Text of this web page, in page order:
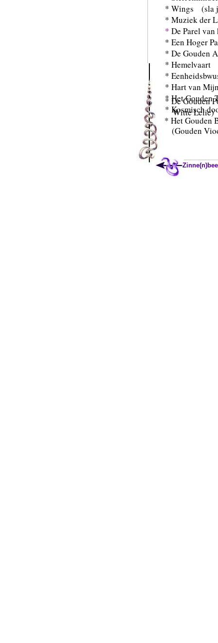
* Wings (sla
* Muziek der
* De Parel van
* Een Hoger
* De Gouden
* Hemelvaart
*
* Hart van
* Het Gouden
* Kosmisch
* Het
(Gouden
* De Gouden
Witte Lelie)